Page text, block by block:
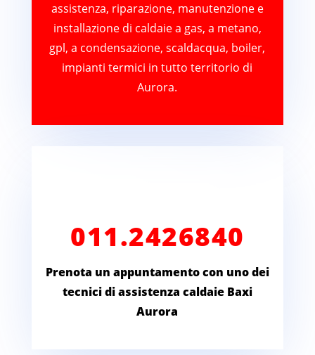
assistenza, riparazione, manutenzione e
installazione di caldaie a gas, a metano,
gpl, a condensazione, scaldacqua, boiler,
impianti termici in tutto territorio di
Aurora.
011.2426840
Prenota un appuntamento con uno dei
tecnici di assistenza caldaie Baxi
Aurora